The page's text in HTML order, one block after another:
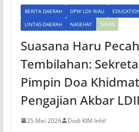
BERITA DAERAH DPW LDII RIAU
LINTAS-DAERAH
NASEHAT NEWS
Suasana Haru
Tembilahan:
Pimpin Doa
Pengajian Akbar
25 Mei 2026 Dodi KIM Inhil